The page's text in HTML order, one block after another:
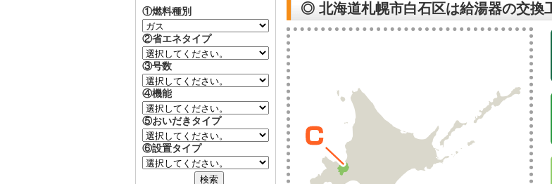
◎ 北海道札幌市白石区は給湯器の交換
①燃料種別
②省エネタイプ
③号数
④機能
⑤おいだきタイプ
⑥設置タイプ